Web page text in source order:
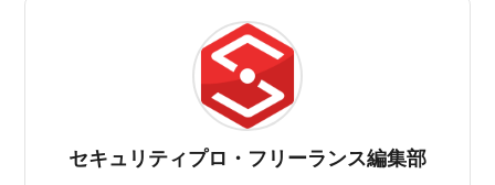
セキュリティプロ・フリーランス編集部